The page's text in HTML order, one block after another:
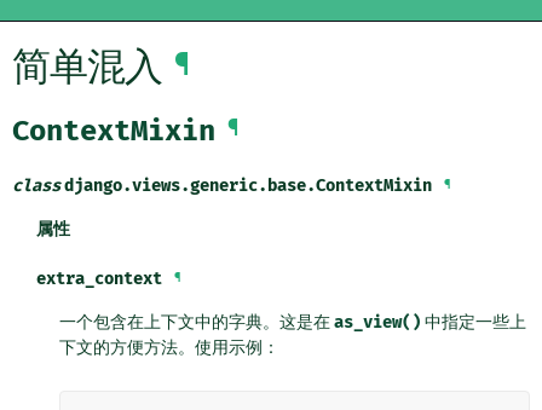
简单混入 ¶
ContextMixin ¶
classdjango.views.generic.base.ContextMixin ¶
属性
extra_context ¶
一个包含在上下文中的字典。这是在as_view() 中指定一些上
下文的方便方法。使用示例：